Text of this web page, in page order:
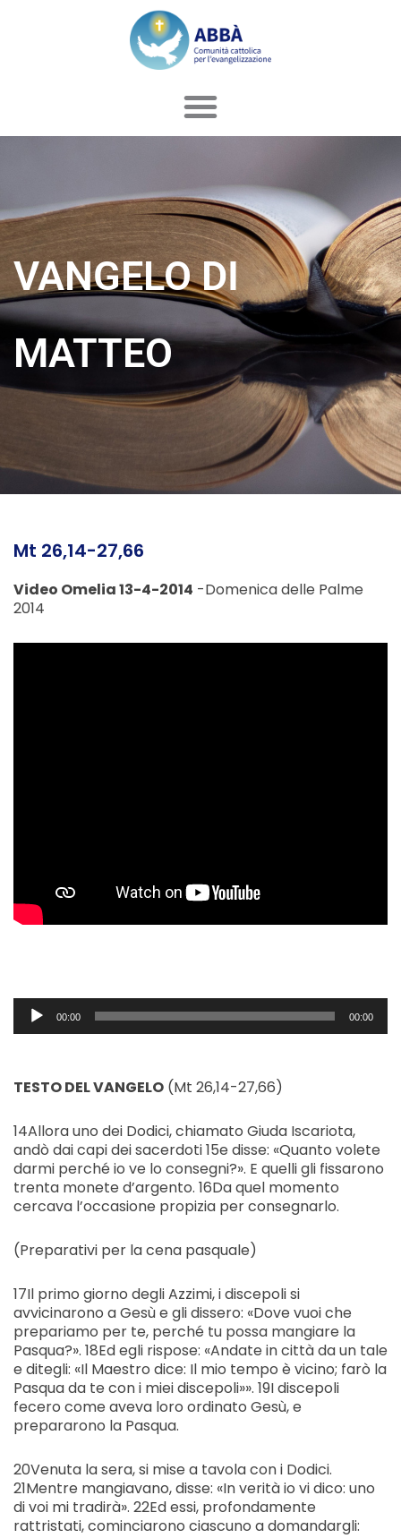
VANGELO DI
MATTEO
Mt 26,14-27,66
Video Omelia 13-4-2014 -Domenica delle Palme
2014
Audio
Player00:00 00:00
TESTO DEL VANGELO (Mt 26,14-27,66)
14Allora uno dei Dodici, chiamato Giuda Iscariota,
andò dai capi dei sacerdoti 15e disse: «Quanto volete
darmi perché io ve lo consegni?». E quelli gli fissarono
trenta monete d’argento. 16Da quel momento
cercava l’occasione propizia per consegnarlo.
(Preparativi per la cena pasquale)
17Il primo giorno degli Azzimi, i discepoli si
avvicinarono a Gesù e gli dissero: «Dove vuoi che
prepariamo per te, perché tu possa mangiare la
Pasqua?». 18Ed egli rispose: «Andate in città da un tale
e ditegli: «Il Maestro dice: Il mio tempo è vicino; farò la
Pasqua da te con i miei discepoli»». 19I discepoli
fecero come aveva loro ordinato Gesù, e
prepararono la Pasqua.
20Venuta la sera, si mise a tavola con i Dodici.
21Mentre mangiavano, disse: «In verità io vi dico: uno
di voi mi tradirà». 22Ed essi, profondamente
rattristati, cominciarono ciascuno a domandargli: